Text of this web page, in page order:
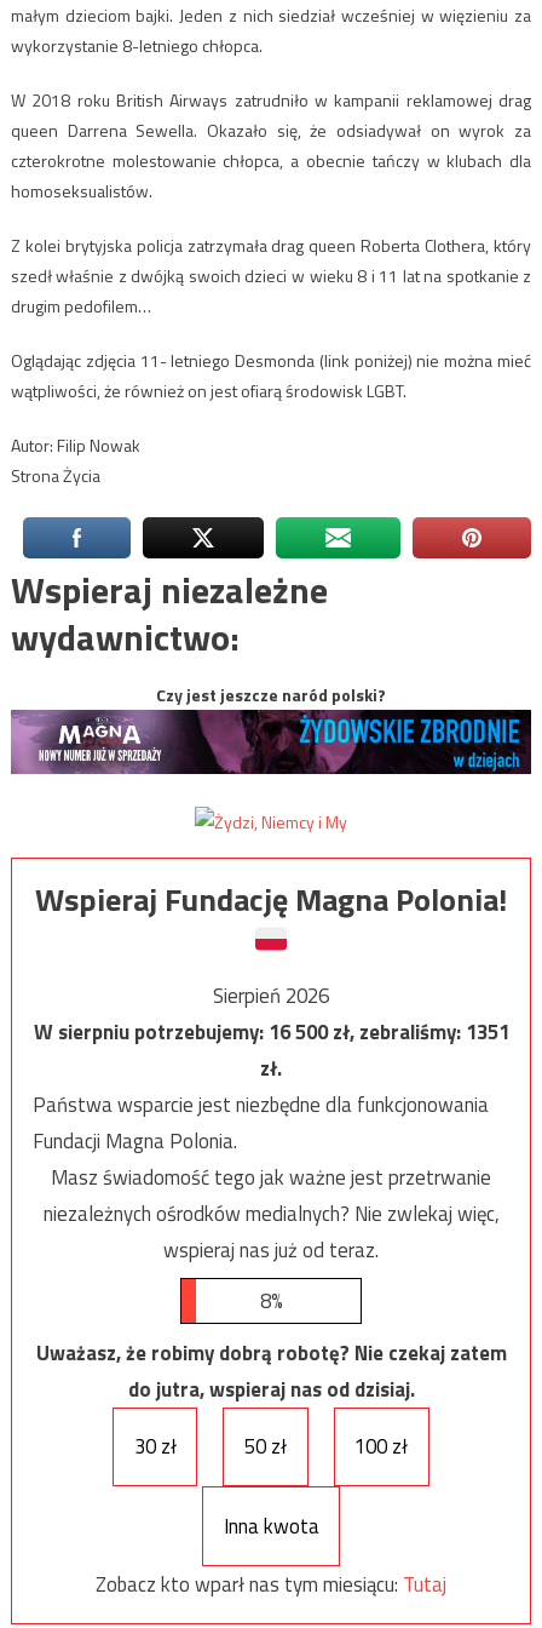
małym dzieciom bajki. Jeden z nich siedział wcześniej w więzieniu za
wykorzystanie 8-letniego chłopca.
W 2018 roku British Airways zatrudniło w kampanii reklamowej drag
queen Darrena Sewella. Okazało się, że odsiadywał on wyrok za
czterokrotne molestowanie chłopca, a obecnie tańczy w klubach dla
homoseksualistów.
Z kolei brytyjska policja zatrzymała drag queen Roberta Clothera, który
szedł właśnie z dwójką swoich dzieci w wieku 8 i 11 lat na spotkanie z
drugim pedofilem…
Oglądając zdjęcia 11- letniego Desmonda (link poniżej) nie można mieć
wątpliwości, że również on jest ofiarą środowisk LGBT.
Autor: Filip Nowak
Strona Życia
Wspieraj niezależne
wydawnictwo:
Czy jest jeszcze naród polski?
Wspieraj Fundację Magna Polonia!
Sierpień 2026
W sierpniu potrzebujemy:16 500zł, zebraliśmy:1351
zł.
Państwa wsparcie jest niezbędne dla funkcjonowania
Fundacji Magna Polonia.
Masz świadomość tego jak ważne jest przetrwanie
niezależnych ośrodków medialnych? Nie zwlekaj więc,
wspieraj nas już od teraz.
8%
Uważasz, że robimy dobrą robotę? Nie czekaj zatem
do jutra, wspieraj nas od dzisiaj.
30 zł
50 zł 100 zł
Inna kwota
Zobacz kto wparł nas tym miesiącu: Tutaj